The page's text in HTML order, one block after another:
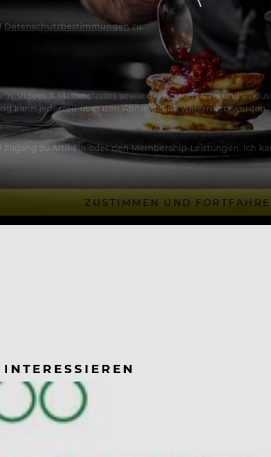
Datenschutzbestimmungenzu.
Videos & Masterclasses sowie die besten News und
kann jederzeit über den Abmeldelink widerrufen werden.
Zugang zu Artikeln oder den Membership-Leistungen. Ich
ZUSTIMMEN UND